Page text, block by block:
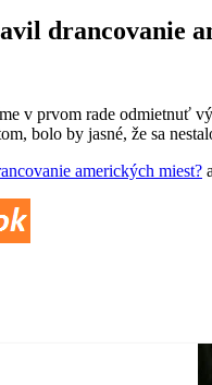
drancovanie
v prvom rade odmietnuť
bolo by jasné, že sa
amerických miest?